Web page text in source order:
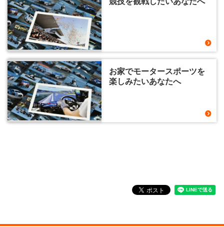
お家でモータースポーツを
楽しみたいあなたへ